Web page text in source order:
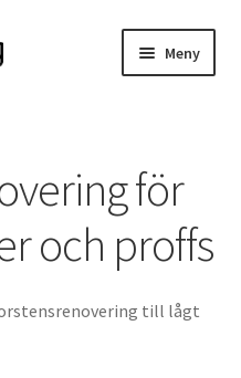
Meny
för
och proffs
till lågt